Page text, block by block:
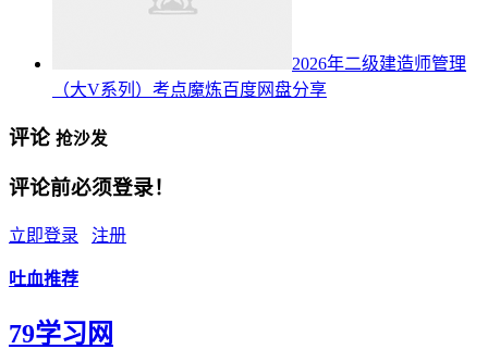
2026年二级建造师管理
（大V系列）考点魔炼百度网盘分享
评论 抢沙发
评论前必须登录！
立即登录 注册
吐血推荐
79学习网